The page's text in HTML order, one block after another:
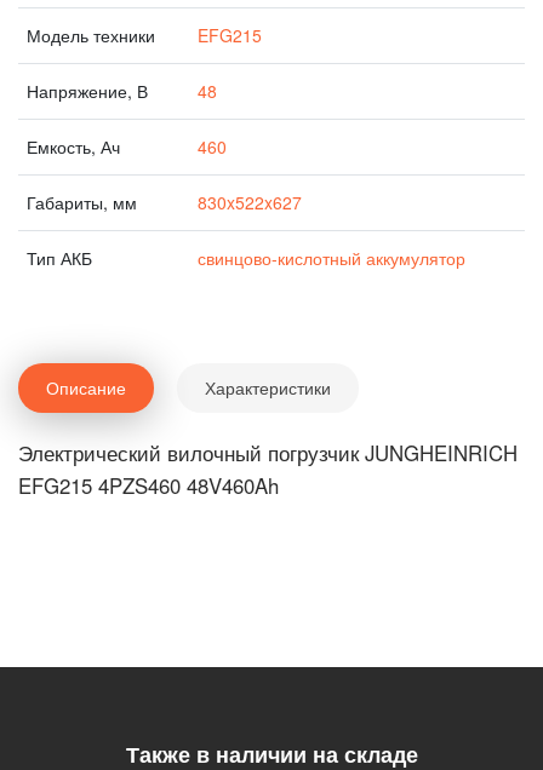
Модель техники EFG215
Напряжение, В 48
Емкость, Ач 460
Габариты, мм 830x522x627
Тип АКБ свинцово-кислотный аккумулятор
Описание Характеристики
Электрический вилочный погрузчик JUNGHEINRICH
EFG215 4PZS460 48V460Ah
Также в наличии на складе